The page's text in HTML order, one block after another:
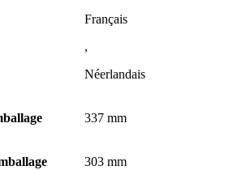
Français
,
Néerlandais
337 mm
303 mm